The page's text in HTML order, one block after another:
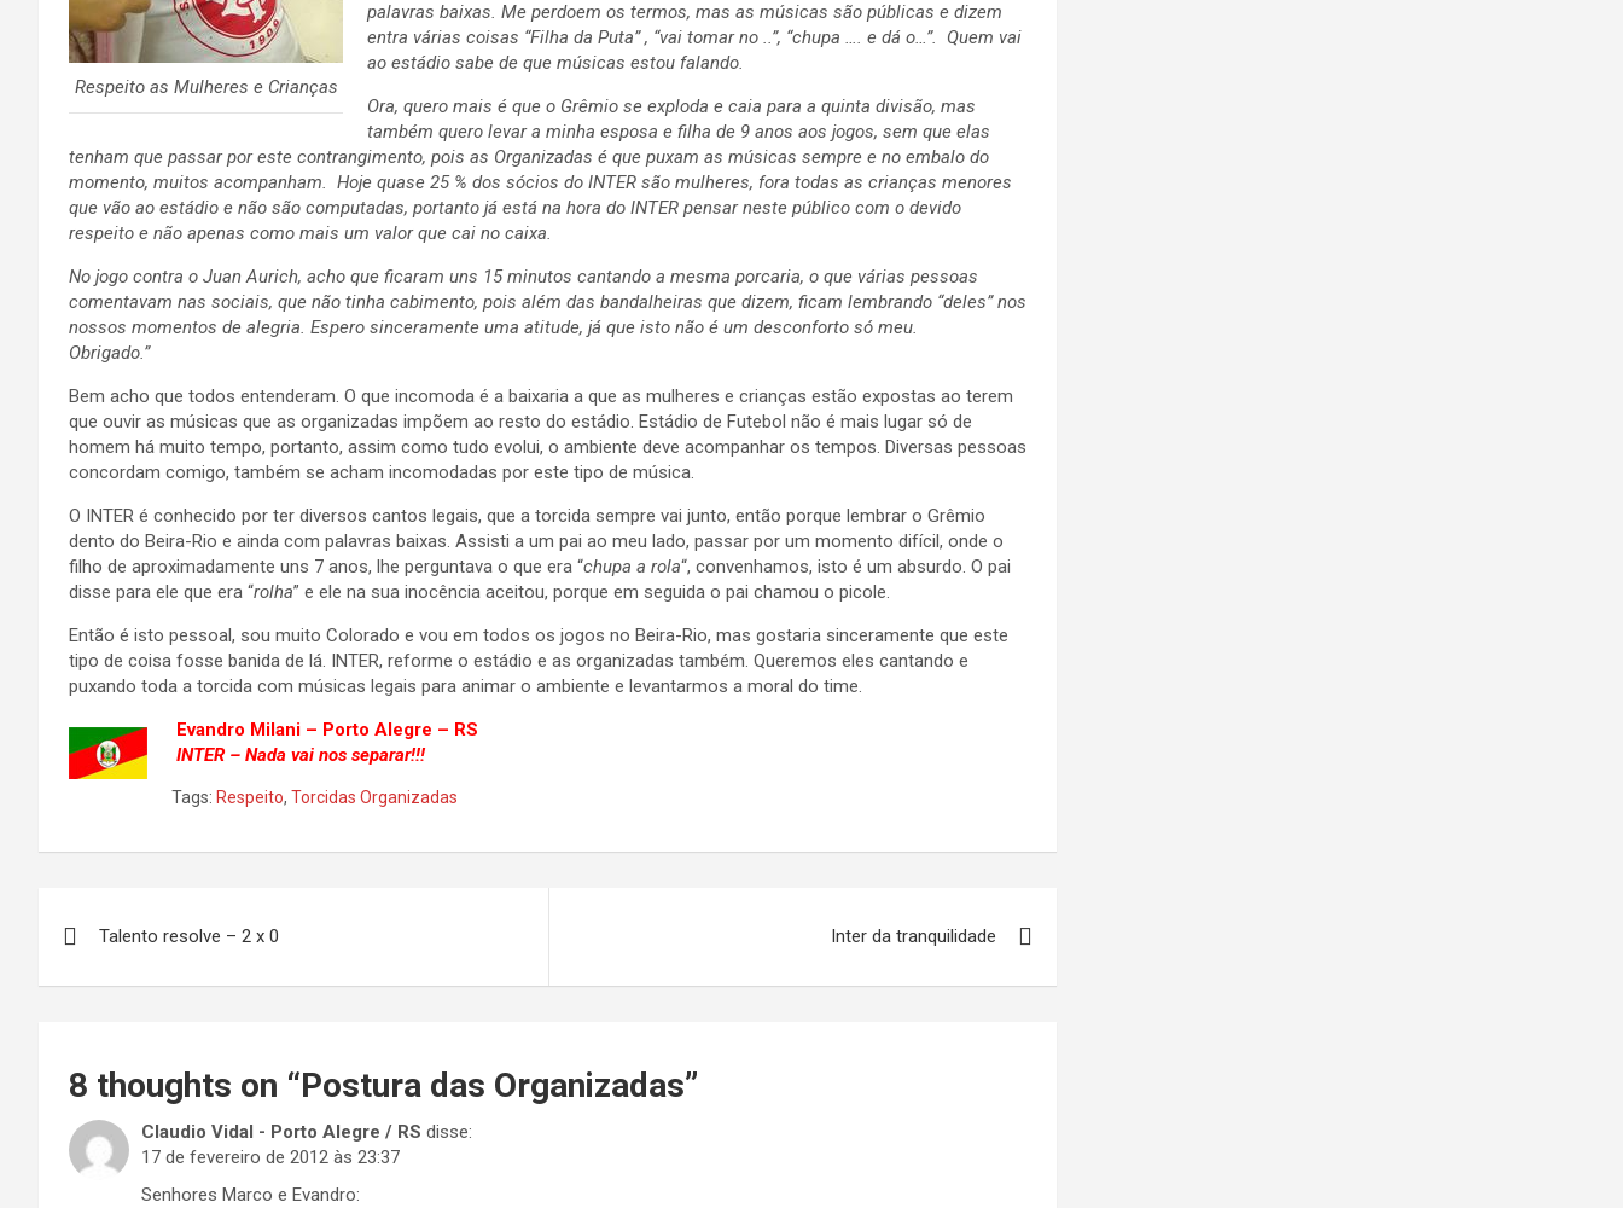
Respeito as Mulheres e Crianças
palavras baixas. Me perdoem os termos, mas as músicas são públicas e dizem
entra várias coisas “Filha da Puta” , “vai tomar no ..”, “chupa …. e dá o…”. Quem vai
ao estádio sabe de que músicas estou falando.
Ora, quero mais é que o Grêmio se exploda e caia para a quinta divisão, mas
também quero levar a minha esposa e filha de 9 anos aos jogos, sem que elas
tenham que passar por este contrangimento, pois as Organizadas é que puxam as músicas sempre e no embalo do
momento, muitos acompanham. Hoje quase 25 % dos sócios do INTER são mulheres, fora todas as crianças menores
que vão ao estádio e não são computadas, portanto já está na hora do INTER pensar neste público com o devido
respeito e não apenas como mais um valor que cai no caixa.
No jogo contra o Juan Aurich, acho que ficaram uns 15 minutos cantando a mesma porcaria, o que várias pessoas
comentavam nas sociais, que não tinha cabimento, pois além das bandalheiras que dizem, ficam lembrando “deles” nos
nossos momentos de alegria. Espero sinceramente uma atitude, já que isto não é um desconforto só meu.
Obrigado.”
Bem acho que todos entenderam. O que incomoda é a baixaria a que as mulheres e crianças estão expostas ao terem
que ouvir as músicas que as organizadas impõem ao resto do estádio. Estádio de Futebol não é mais lugar só de
homem há muito tempo, portanto, assim como tudo evolui, o ambiente deve acompanhar os tempos. Diversas pessoas
concordam comigo, também se acham incomodadas por este tipo de música.
O INTER é conhecido por ter diversos cantos legais, que a torcida sempre vai junto, então porque lembrar o Grêmio
dento do Beira-Rio e ainda com palavras baixas. Assisti a um pai ao meu lado, passar por um momento difícil, onde o
filho de aproximadamente uns 7 anos, lhe perguntava o que era “chupa a rola“, convenhamos, isto é um absurdo. O pai
disse para ele que era “rolha” e ele na sua inocência aceitou, porque em seguida o pai chamou o picole.
Então é isto pessoal, sou muito Colorado e vou em todos os jogos no Beira-Rio, mas gostaria sinceramente que este
tipo de coisa fosse banida de lá. INTER, reforme o estádio e as organizadas também. Queremos eles cantando e
puxando toda a torcida com músicas legais para animar o ambiente e levantarmos a moral do time.
Evandro Milani – Porto Alegre – RS
INTER – Nada vai nos separar!!!
Tags: Respeito, Torcidas Organizadas
de
Talento resolve – 2 x 0 Inter da tranquilidade
8 thoughts on “Postura das Organizadas”
Claudio Vidal - Porto Alegre / RS disse:
17 de fevereiro de 2012 às 23:37
Senhores Marco e Evandro: